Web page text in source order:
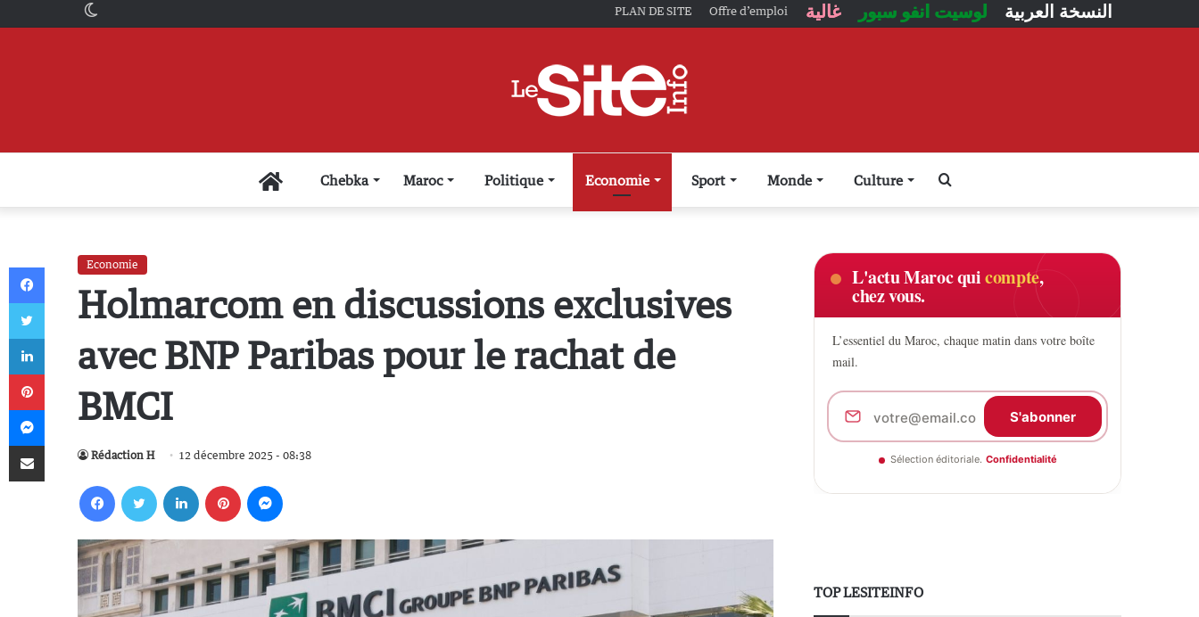
PLAN DE SITE Offre d’emploi غالية لوسيت انفو سبور النسخة العربية
AccueilChebka Maroc Politique Economie Sport Monde Culture
Economie
Holmarcom en discussions exclusives
avec BNP Paribas pour le rachat de
BMCI
Rédaction H 12 décembre 2025 - 08:38
L'actu Maroc quicompte,
chez vous.
L’essentiel du Maroc, chaque matin dans votre boîte
mail.
S'abonner
Sélection éditoriale. Confidentialité
TOP LESITEINFO
Facebook
Messenger